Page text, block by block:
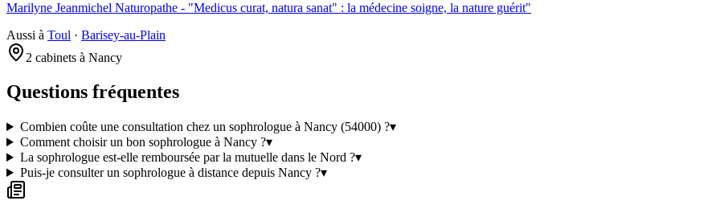
Marilyne Jeanmichel Naturopathe - "Medicus curat, natura sanat" : la médecine soigne, la nature guérit"
Aussi à Toul · Barisey-au-Plain
2 cabinets à Nancy
Questions fréquentes
Combien coûte une consultation chez un sophrologue à Nancy (54000) ?▾
Comment choisir un bon sophrologue à Nancy ?▾
La sophrologue est-elle remboursée par la mutuelle dans le Nord ?▾
Puis-je consulter un sophrologue à distance depuis Nancy ?▾